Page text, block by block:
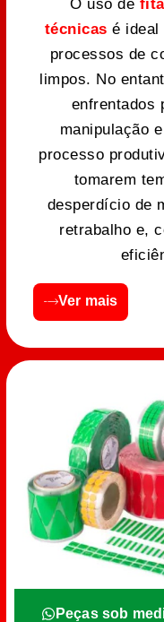
O uso de
técnicas é ideal
processos de
limpos. No
enfrentados
manipulação
processo
tomarem
desperdício de
retrabalho e,
Ver mais
Peças sob